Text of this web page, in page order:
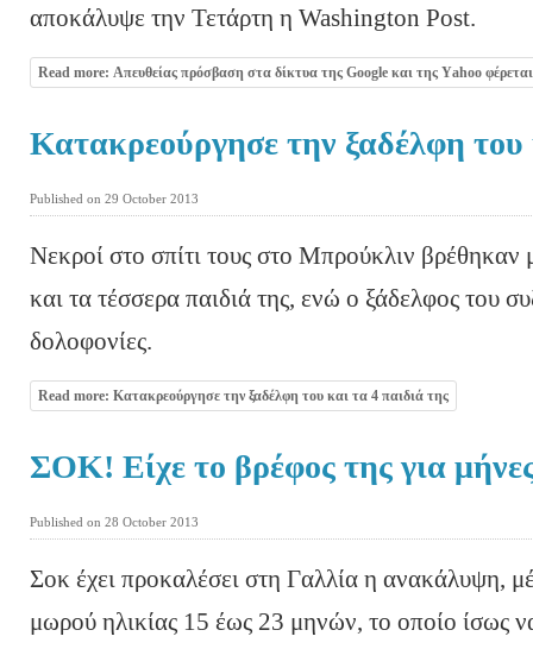
αποκάλυψε την Τετάρτη η Washington Post.
Read more: Απευθείας πρόσβαση στα δίκτυα της Google και της Υahoo
Κατακρεούργησε την ξαδέλφη του
Published on 29 October 2013
Νεκροί στο σπίτι τους στο Μπρούκλιν
και τα τέσσερα παιδιά της, ενώ ο ξάδελφος του
δολοφονίες.
Read more: Κατακρεούργησε την ξαδέλφη του και τα 4 παιδιά της
ΣΟΚ! Είχε το βρέφος της για
Published on 28 October 2013
Σοκ έχει προκαλέσει στη Γαλλία η ανακάλυψη,
μωρού ηλικίας 15 έως 23 μηνών, το οποίο ίσως